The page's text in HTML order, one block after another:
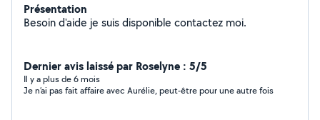
Présentation
Besoin d'aide je suis disponible contactez moi.
Dernier avis laissé par Roselyne : 5/5
Il y a plus de 6 mois
Je n’ai pas fait affaire avec Aurélie, peut-être pour une autre fois